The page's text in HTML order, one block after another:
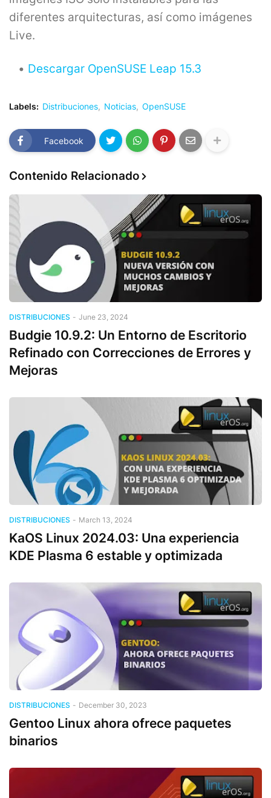
diferentes arquitecturas, así como imágenes
Live.
Descargar OpenSUSE Leap 15.3
Labels: Distribuciones Noticias OpenSUSE
Facebook
Contenido Relacionado
DISTRIBUCIONES - June 23, 2024
Budgie 10.9.2: Un Entorno de Escritorio
Refinado con Correcciones de Errores y
Mejoras
DISTRIBUCIONES - March 13, 2024
KaOS Linux 2024.03: Una experiencia
KDE Plasma 6 estable y optimizada
DISTRIBUCIONES - December 30, 2023
Gentoo Linux ahora ofrece paquetes
binarios